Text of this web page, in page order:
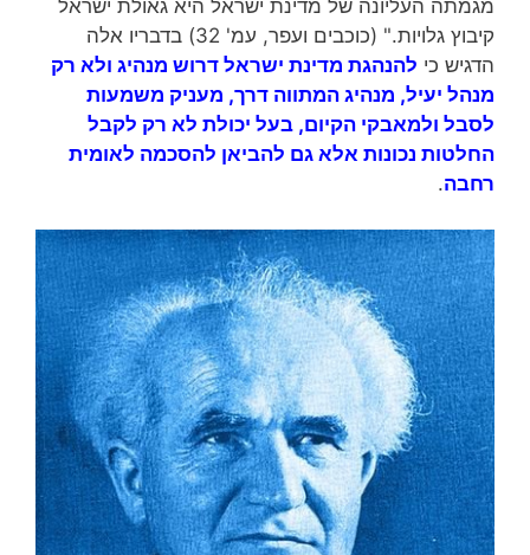
מגמתה העליונה של מדינת ישראל היא גאולת ישראל
קיבוץ גלויות." (כוכבים ועפר, עמ' 32) בדבריו אלה
הדגיש כי להנהגת מדינת ישראל דרוש מנהיג ולא רק
מנהל יעיל, מנהיג המתווה דרך, מעניק משמעות
לסבל ולמאבקי הקיום, בעל יכולת לא רק לקבל
החלטות נכונות אלא גם להביאן להסכמה לאומית
רחבה.